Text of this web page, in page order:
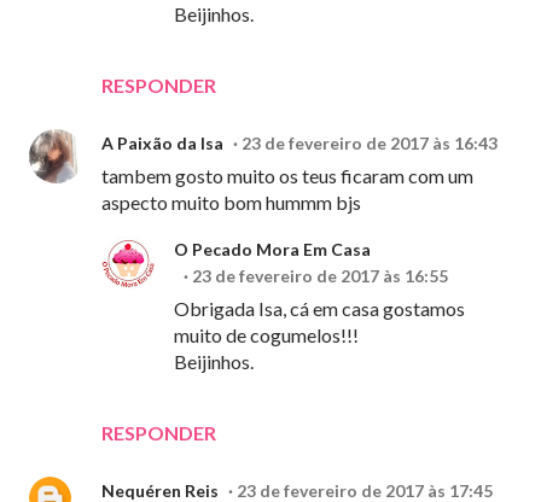
RESPONDER
Beijinhos.
A Paixão da Isa 23 de fevereiro de 2017 às 16:43
tambem gosto muito os teus ficaram com um
aspecto muito bom hummm bjs
RESPONDER
O Pecado Mora Em Casa
23 de fevereiro de 2017 às 16:55
Obrigada Isa, cá em casa gostamos
muito de cogumelos!!!
Beijinhos.
Nequéren Reis 23 de fevereiro de 2017 às 17:45